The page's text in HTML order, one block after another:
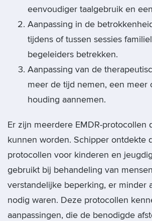
eenvoudiger taalgebruik en
Aanpassing in de
tijdens of tussen sessies
begeleiders betrekken.
Aanpassing van de
meer de tijd nemen, een meer
houding aannemen.
Er zijn meerdere EMDR-protocollen
kunnen worden. Schipper ontdekte
protocollen voor kinderen en
gebruikt bij behandeling van
verstandelijke beperking, er minder
nodig waren. Deze protocollen
aanpassingen, die de benodigde